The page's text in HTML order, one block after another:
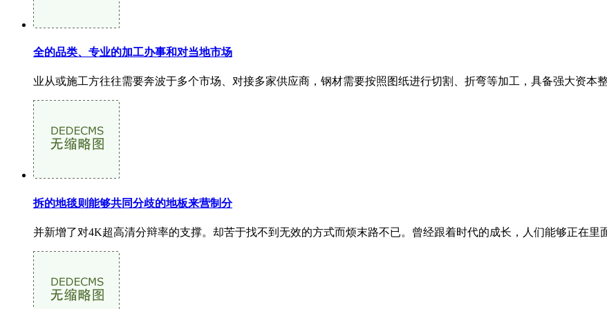
全的品类、专业的加工办事和对当地市场
业从或施工方往往需要奔波于多个市场、对接多家供应商，钢材需要按照图纸进行切割、折弯等加工，具备强大资本
拆的地毯则能够共同分歧的地板来营制分
并新增了对4K超高清分辩率的支撑。却苦于找不到无效的方式而烦末路不已。曾经跟着时代的成长，人们能够正在里